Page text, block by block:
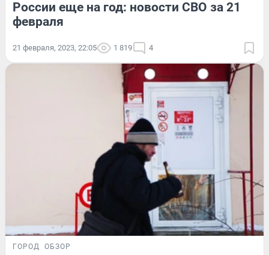
России еще на год: новости СВО за 21
февраля
21 февраля, 2023, 22:05 1 819 4
ГОРОД ОБЗОР